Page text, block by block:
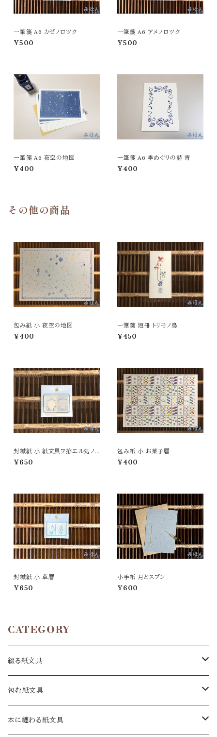
一筆箋 A6 カゼノロツク
¥500
一筆箋 A6 アメノロツク
¥500
一筆箋 A6 夜空の地図
¥400
一筆箋 A6 季めぐりの詩 青
¥400
その他の商品
包み紙 小 夜空の地図
¥400
一筆箋 短冊 トリモノ鳥
¥450
封緘紙 小 紙文具ヲ拵エル処ノ９
ツノ欠片
¥650
包み紙 小 お菓子暦
¥400
封緘紙 小 草暦
¥650
小手紙 月とスプン
¥600
CATEGORY
綴る紙文具
手紙
十二箇月の手紙
一筆箋
包む紙文具
包み紙
本に纏わる紙文具